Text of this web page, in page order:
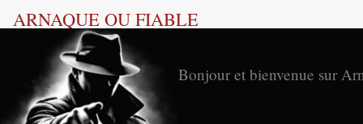
ARNAQUE OU FIABLE
Bonjour et bienvenue sur